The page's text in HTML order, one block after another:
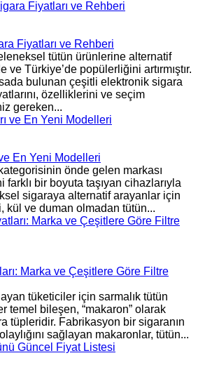
Fiyatları ve Rehberi
tütün ürünlerine alternatif
Türkiye’de popülerliğini artırmıştır.
bulunan çeşitli elektronik sigara
özelliklerini ve seçim
gereken...
En Yeni Modelleri
kategorisinin önde gelen markası
farklı bir boyuta taşıyan cihazlarıyla
sigaraya alternatif arayanlar için
kül ve duman olmadan tütün...
Marka ve Çeşitlere Göre Filtre
tüketiciler için sarmalık tütün
temel bileşen, “makaron” olarak
tüpleridir. Fabrikasyon bir sigaranın
sağlayan makaronlar, tütün...